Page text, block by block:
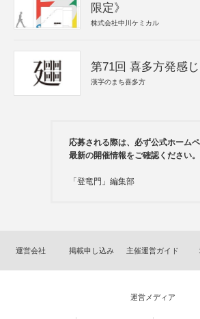
限定》
株式会社中川ケミカル
第71回 喜多方発感
漢字のまち喜多方
応募される際は、必ず公式ホーム
最新の開催情報をご確認ください。
「登竜門」編集部
運営会社 掲載申し込み 主催運営ガイド
運営メディア